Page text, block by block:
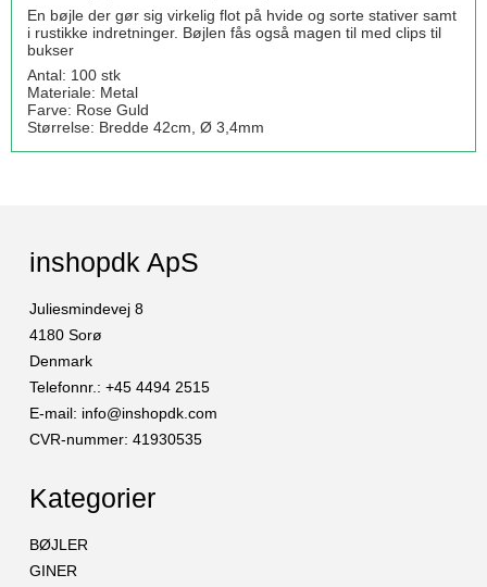
En bøjle der gør sig virkelig flot på hvide og sorte stativer samt
i rustikke indretninger. Bøjlen fås også magen til med clips til
bukser
Antal: 100 stk
Materiale: Metal
Farve: Rose Guld
Størrelse: Bredde 42cm, Ø 3,4mm
inshopdk ApS
Juliesmindevej 8
4180 Sorø
Denmark
Telefonnr. : +45 4494 2515
E-mail: info@inshopdk.com
CVR-nummer: 41930535
Kategorier
BØJLER
GINER